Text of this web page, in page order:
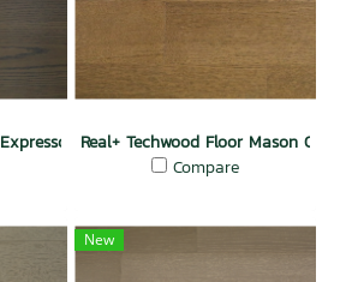
Oak
Real+ Techwood Floor Mason Oak
Compare
New